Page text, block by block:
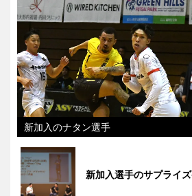
新加入のナタン選手
新加入選手のサプライ